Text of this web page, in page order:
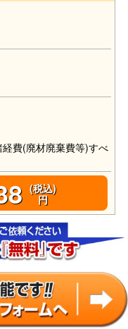
費(廃材廃棄費等)すべ
(税込)
円